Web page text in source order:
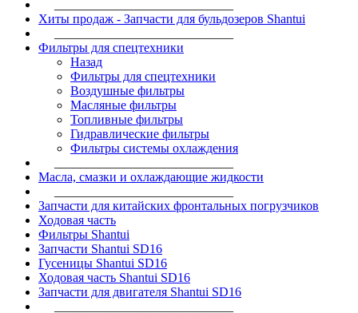
Хиты продаж - Запчасти для бульдозеров Shantui
Фильтры для спецтехники
Назад
Фильтры для спецтехники
Воздушные фильтры
Масляные фильтры
Топливные фильтры
Гидравлические фильтры
Фильтры системы охлаждения
Масла, смазки и охлаждающие жидкости
Запчасти для китайских фронтальных погрузчиков
Ходовая часть
Фильтры Shantui
Запчасти Shantui SD16
Гусеницы Shantui SD16
Ходовая часть Shantui SD16
Запчасти для двигателя Shantui SD16